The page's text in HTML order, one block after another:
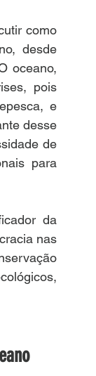
como
desde
oceano,
pois
e
desse
de
para
da
nas